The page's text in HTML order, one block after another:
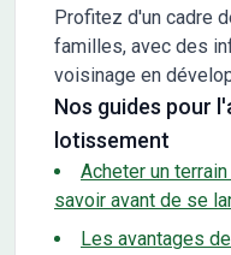
Profitez d'un cadre
familles, avec des
voisinage en
Nos guides pour
lotissement
Acheter un
savoir avant de se
Les avantages